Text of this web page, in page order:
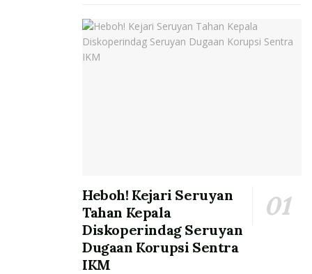
Heboh! Kejari Seruyan
Tahan Kepala
Diskoperindag Seruyan
Dugaan Korupsi Sentra
IKM